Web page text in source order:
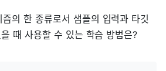
의 한 종류로서 샘플의 입력과 타깃
때 사용할 수 있는 학습 방법은?